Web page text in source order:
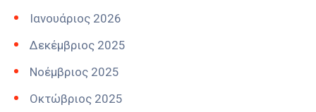
Ιανουάριος 2026
Δεκέμβριος 2025
Νοέμβριος 2025
Οκτώβριος 2025